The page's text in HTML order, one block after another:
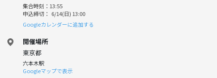
集合時刻：13:55
申込締切： 6/14(日) 13:00
Googleカレンダーに追加する
開催場所
東京都
六本木駅
Googleマップで表示